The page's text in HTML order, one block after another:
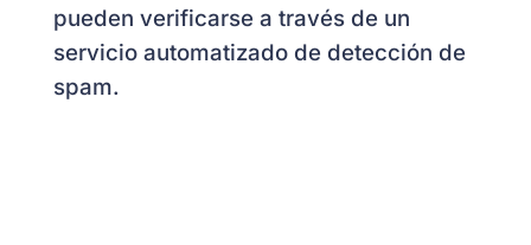
pueden verificarse a través de un
servicio automatizado de detección de
spam.